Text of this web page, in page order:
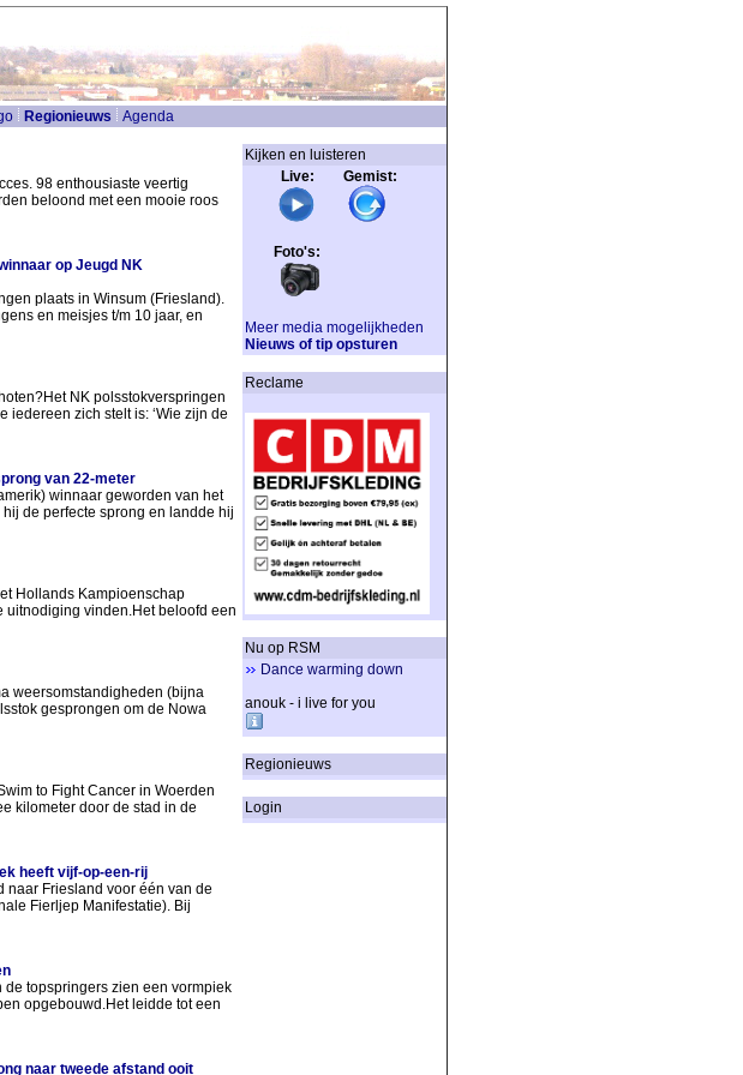
Regionieuws Agenda
98 enthousiaste veertig
beloond met een mooie roos
op Jeugd NK
plaats in Winsum (Friesland).
en meisjes t/m 10 jaar, en
NK polsstokverspringen
iedereen zich stelt is: ‘Wie zijn de
van 22-meter
winnaar geworden van het
de perfecte sprong en landde hij
Hollands Kampioenschap
uitnodiging vinden.Het beloofd een
weersomstandigheden (bijna
gesprongen om de Nowa
to Fight Cancer in Woerden
kilometer door de stad in de
heeft vijf-op-een-rij
naar Friesland voor één van de
Fierljep Manifestatie). Bij
topspringers zien een vormpiek
opgebouwd.Het leidde tot een
naar tweede afstand ooit
Kijken en luisteren
Live: Gemist:
Foto's:
Meer media mogelijkheden
Nieuws of tip opsturen
Reclame
Nu op RSM
Dance warming down
anouk - i live for you
Regionieuws
Login